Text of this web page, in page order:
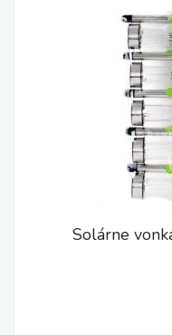
Solárne